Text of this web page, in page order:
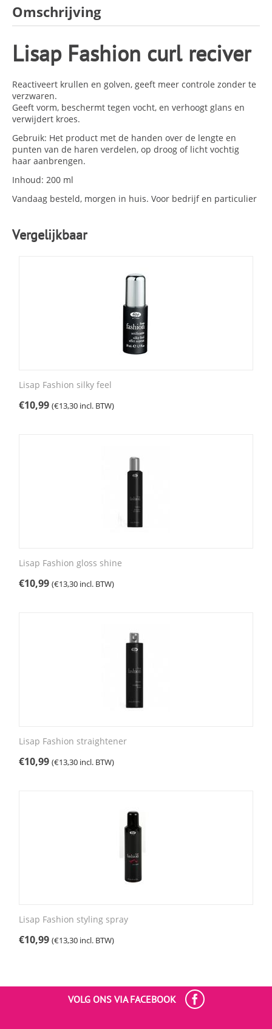
Omschrijving
Lisap Fashion curl reciver
Reactiveert krullen en golven, geeft meer controle zonder te
verzwaren.
Geeft vorm, beschermt tegen vocht, en verhoogt glans en
verwijdert kroes.
Gebruik: Het product met de handen over de lengte en
punten van de haren verdelen, op droog of licht vochtig
haar aanbrengen.
Inhoud: 200 ml
Vandaag besteld, morgen in huis. Voor bedrijf en particulier
Vergelijkbaar
Lisap Fashion silky feel
€10,99 (€13,30 incl. BTW)
Lisap Fashion gloss shine
€10,99 (€13,30 incl. BTW)
Lisap Fashion straightener
€10,99 (€13,30 incl. BTW)
Lisap Fashion styling spray
€10,99 (€13,30 incl. BTW)
VOLG ONS VIA FACEBOOK